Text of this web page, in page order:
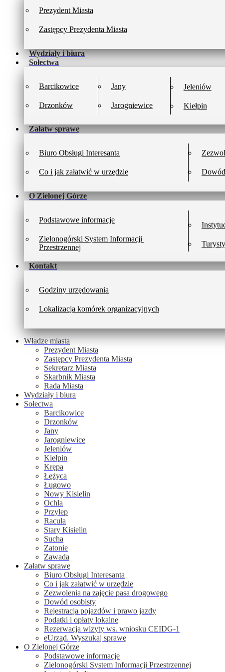
Prezydent Miasta
Zastępcy Prezydenta Miasta
Wydziały i biura
Sołectwa
Barcikowice
Drzonków
Jany
Jarogniewice
Jeleniów
Kiełpin
Załatw sprawę
Biuro Obsługi Interesanta
Co i jak załatwić w urzędzie
O Zielonej Górze
Podstawowe informacje
Zielonogórski System Informacji
Przestrzennej
Kontakt
Godziny urzędowania
Lokalizacja komórek organizacyjnych
Władze miasta
Prezydent Miasta
Zastępcy Prezydenta Miasta
Sekretarz Miasta
Skarbnik Miasta
Rada Miasta
Wydziały i biura
Sołectwa
Barcikowice
Drzonków
Jany
Jarogniewice
Jeleniów
Kiełpin
Krępa
Łężyca
Ługowo
Nowy Kisielin
Ochla
Przylep
Racula
Stary Kisielin
Sucha
Zatonie
Zawada
Załatw sprawę
Biuro Obsługi Interesanta
Co i jak załatwić w urzędzie
Zezwolenia na zajęcie pasa drogowego
Dowód osobisty
Rejestracja pojazdów i prawo jazdy
Podatki i opłaty lokalne
Rezerwacja wizyty ws. wniosku CEIDG-1
eUrząd. Wyszukaj sprawę
O Zielonej Górze
Podstawowe informacje
Zielonogórski System Informacji Przestrzennej